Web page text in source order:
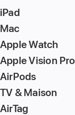
iPad
Mac
Apple Watch
Apple Vision Pro
AirPods
TV & Maison
AirTag